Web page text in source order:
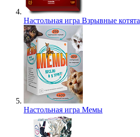
Настольная игра Взрывные котята
Настольная игра Мемы